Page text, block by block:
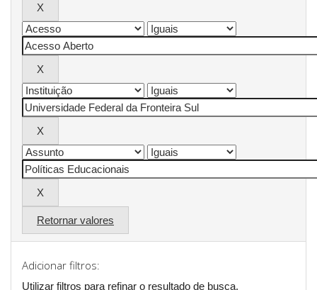
Retornar valores
Adicionar filtros:
Utilizar filtros para refinar o resultado de busca.